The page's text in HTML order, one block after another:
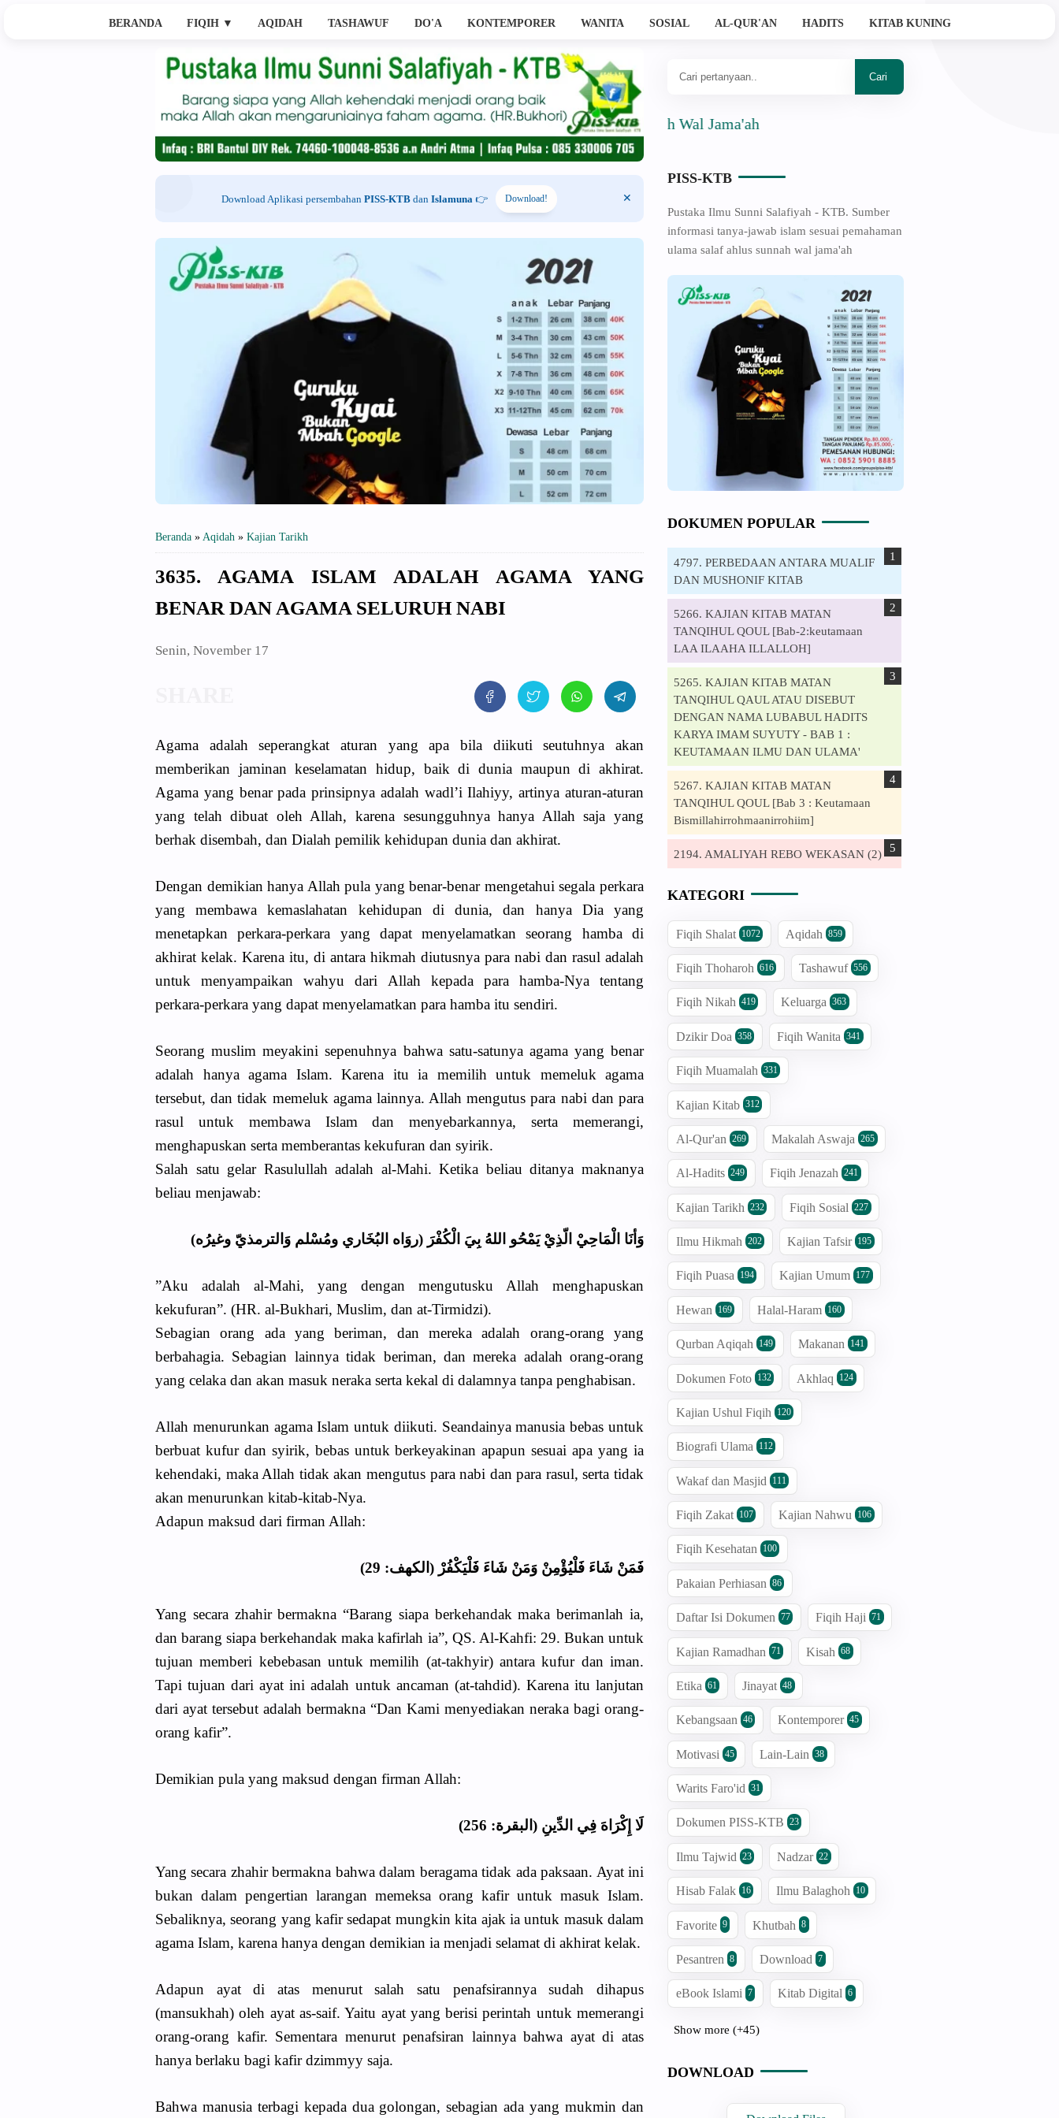
BERANDA FIQIH ▼ AQIDAH TASHAWUF DO'A KONTEMPORER WANITA SOSIAL AL-QUR'AN HADITS KITAB KUNING
Download Aplikasi persembahan PISS-KTBdan Islamuna 👉 Download!
Beranda » Aqidah » Kajian Tarikh
3635. AGAMA ISLAM ADALAH AGAMA YANG
BENAR DAN AGAMA SELURUH NABI
Senin, November 17
Agama adalah seperangkat aturan yang apa bila diikuti seutuhnya akan
memberikan jaminan keselamatan hidup, baik di dunia maupun di akhirat.
Agama yang benar pada prinsipnya adalah wadl’i Ilahiyy, artinya aturan-aturan
yang telah dibuat oleh Allah, karena sesungguhnya hanya Allah saja yang
berhak disembah, dan Dialah pemilik kehidupan dunia dan akhirat.
Dengan demikian hanya Allah pula yang benar-benar mengetahui segala perkara
yang membawa kemaslahatan kehidupan di dunia, dan hanya Dia yang
menetapkan perkara-perkara yang dapat menyelamatkan seorang hamba di
akhirat kelak. Karena itu, di antara hikmah diutusnya para nabi dan rasul adalah
untuk menyampaikan wahyu dari Allah kepada para hamba-Nya tentang
perkara-perkara yang dapat menyelamatkan para hamba itu sendiri.
Seorang muslim meyakini sepenuhnya bahwa satu-satunya agama yang benar
adalah hanya agama Islam. Karena itu ia memilih untuk memeluk agama
tersebut, dan tidak memeluk agama lainnya. Allah mengutus para nabi dan para
rasul untuk membawa Islam dan menyebarkannya, serta memerangi,
menghapuskan serta memberantas kekufuran dan syirik.
Salah satu gelar Rasulullah adalah al-Mahi. Ketika beliau ditanya maknanya
beliau menjawab:
وَأنَا الْمَاحِيْ الّذِيْ يَمْحُو اللهُ بِيَ الْكُفْرَ (روَاه البُخَاري ومُسْلم وَالترمذيّ وغيرُه)
”Aku adalah al-Mahi, yang dengan mengutusku Allah menghapuskan
kekufuran”. (HR. al-Bukhari, Muslim, dan at-Tirmidzi).
Sebagian orang ada yang beriman, dan mereka adalah orang-orang yang
berbahagia. Sebagian lainnya tidak beriman, dan mereka adalah orang-orang
yang celaka dan akan masuk neraka serta kekal di dalamnya tanpa penghabisan.
Allah menurunkan agama Islam untuk diikuti. Seandainya manusia bebas untuk
berbuat kufur dan syirik, bebas untuk berkeyakinan apapun sesuai apa yang ia
kehendaki, maka Allah tidak akan mengutus para nabi dan para rasul, serta tidak
akan menurunkan kitab-kitab-Nya.
Adapun maksud dari firman Allah:
فَمَنْ شَاءَ فَلْيُؤْمِنْ وَمَنْ شَاءَ فَلْيَكْفُرْ (الكهف: 29)
Yang secara zhahir bermakna “Barang siapa berkehandak maka berimanlah ia,
dan barang siapa berkehandak maka kafirlah ia”, QS. Al-Kahfi: 29. Bukan untuk
tujuan memberi kebebasan untuk memilih (at-takhyir) antara kufur dan iman.
Tapi tujuan dari ayat ini adalah untuk ancaman (at-tahdid). Karena itu lanjutan
dari ayat tersebut adalah bermakna “Dan Kami menyediakan neraka bagi orang-
orang kafir”.
Demikian pula yang maksud dengan firman Allah:
لَا إِكْرَاهَ فِي الدِّينِ (البقرة: 256)
Yang secara zhahir bermakna bahwa dalam beragama tidak ada paksaan. Ayat ini
bukan dalam pengertian larangan memeksa orang kafir untuk masuk Islam.
Sebaliknya, seorang yang kafir sedapat mungkin kita ajak ia untuk masuk dalam
agama Islam, karena hanya dengan demikian ia menjadi selamat di akhirat kelak.
Adapun ayat di atas menurut salah satu penafsirannya sudah dihapus
(mansukhah) oleh ayat as-saif. Yaitu ayat yang berisi perintah untuk memerangi
orang-orang kafir. Sementara menurut penafsiran lainnya bahwa ayat di atas
hanya berlaku bagi kafir dzimmyy saja.
Bahwa manusia terbagi kepada dua golongan, sebagian ada yang mukmin dan
Ahlussunnah Wal Jama'ah
PISS-KTB
Pustaka Ilmu Sunni Salafiyah - KTB. Sumber
informasi tanya-jawab islam sesuai pemahaman
ulama salaf ahlus sunnah wal jama'ah
DOKUMEN POPULAR
4797. PERBEDAAN ANTARA MUALIF
DAN MUSHONIF KITAB
5266. KAJIAN KITAB MATAN
TANQIHUL QOUL [Bab-2:keutamaan
LAA ILAAHA ILLALLOH]
5265. KAJIAN KITAB MATAN
TANQIHUL QAUL ATAU DISEBUT
DENGAN NAMA LUBABUL HADITS
KARYA IMAM SUYUTY - BAB 1 :
KEUTAMAAN ILMU DAN ULAMA'
5267. KAJIAN KITAB MATAN
TANQIHUL QOUL [Bab 3 : Keutamaan
Bismillahirrohmaanirrohiim]
2194. AMALIYAH REBO WEKASAN (2)
KATEGORI
Fiqih Shalat 1072 Aqidah 859
Fiqih Thoharoh 616 Tashawuf 556
Fiqih Nikah 419 Keluarga 363
Dzikir Doa 358 Fiqih Wanita 341
Fiqih Muamalah 331
Kajian Kitab 312
Al-Qur'an 269 Makalah Aswaja 265
Al-Hadits 249 Fiqih Jenazah 241
Kajian Tarikh 232 Fiqih Sosial 227
Ilmu Hikmah 202 Kajian Tafsir 195
Fiqih Puasa 194 Kajian Umum 177
Hewan 169 Halal-Haram 160
Qurban Aqiqah 149 Makanan 141
Dokumen Foto 132 Akhlaq 124
Kajian Ushul Fiqih 120
Biografi Ulama 112
Wakaf dan Masjid 111
Fiqih Zakat 107 Kajian Nahwu 106
Fiqih Kesehatan 100
Pakaian Perhiasan 86
Daftar Isi Dokumen 77 Fiqih Haji 71
Kajian Ramadhan 71 Kisah 68
Etika 61 Jinayat 48
Kebangsaan 46 Kontemporer 45
Motivasi 45 Lain-Lain 38
Warits Faro'id 31
Dokumen PISS-KTB 23
Ilmu Tajwid 23 Nadzar 22
Hisab Falak 16 Ilmu Balaghoh 10
Favorite 9 Khutbah 8
Pesantren 8 Download 7
eBook Islami 7 Kitab Digital 6
Show more (+45)
DOWNLOAD